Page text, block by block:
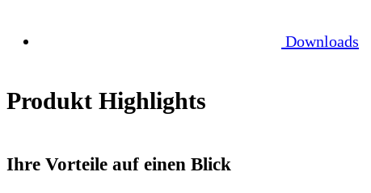
Downloads
Produkt Highlights
Ihre Vorteile auf einen Blick